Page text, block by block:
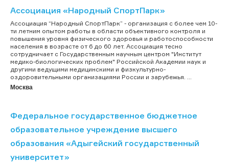
Ассоциация «Народный СпортПарк»
Ассоциация “Народный СпортПарк” - организация с более чем 10-
ти летним опытом работы в области объективного контроля и
повышения уровня физического здоровья и работоспособности
населения в возрасте от 6 до 60 лет. Ассоциация тесно
сотрудничает с Государственным научным центром "Институт
медико-биологических проблем" Российской Академии наук и
другими ведущими медицинскими и физкультурно-
оздоровительными организациями России и зарубежья. ...
Москва
Федеральное государственное бюджетное
образовательное учреждение высшего
образования «Адыгейский государственный
университет»